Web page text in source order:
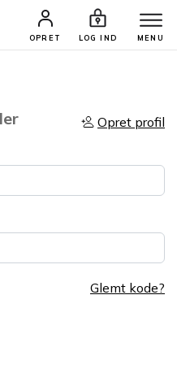
OPRET LOG IND MENU
Opret profil
Glemt kode?